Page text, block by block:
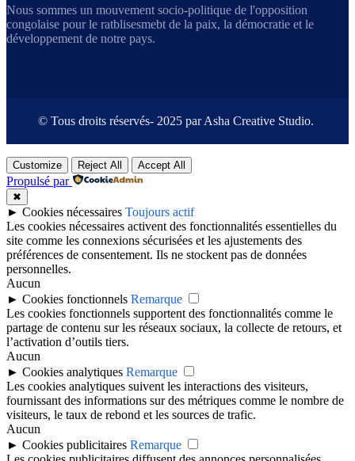
Nous sommes un mouvement socio-politique de l'opposition
congolaise pour le ratblisesmebt de la paix, la démocratie et le
développement de notre pays.
© Tous droits réservés- 2025 par Asha Creative Studio.
Customize Reject All Accept All
Propulsé par
✖
► Cookies nécessaires Toujours actif
Les cookies nécessaires activent des fonctionnalités essentielles du
site comme les connexions sécurisées et les ajustements des
préférences de consentement. Ils ne stockent pas de données
personnelles.
Aucun
► Cookies fonctionnels Remarque
Les cookies fonctionnels supportent des fonctionnalités comme le
partage de contenu sur les réseaux sociaux, la collecte de retours, et
l’activation d’outils tiers.
Aucun
► Cookies analytiques Remarque
Les cookies analytiques suivent les interactions des visiteurs,
fournissant des informations sur des métriques comme le nombre de
visiteurs, le taux de rebond et les sources de trafic.
Aucun
► Cookies publicitaires Remarque